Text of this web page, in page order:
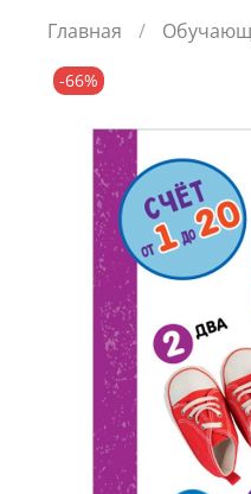
Главная
-66%